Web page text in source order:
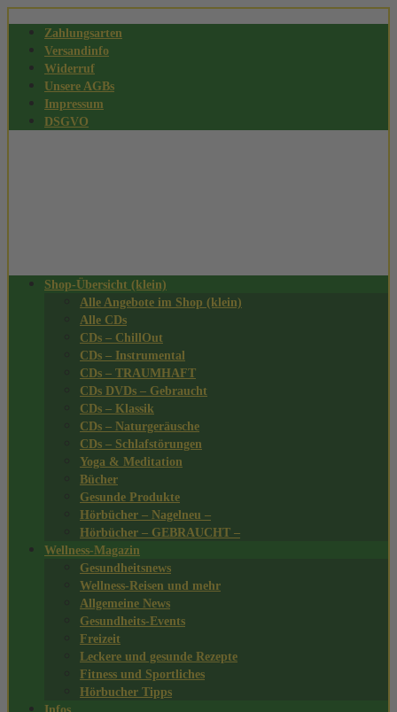
Zahlungsarten
Versandinfo
Widerruf
Unsere AGBs
Impressum
DSGVO
Shop-Übersicht (klein)
Alle Angebote im Shop (klein)
Alle CDs
CDs – ChillOut
CDs – Instrumental
CDs – TRAUMHAFT
CDs DVDs – Gebraucht
CDs – Klassik
CDs – Naturgeräusche
CDs – Schlafstörungen
Yoga & Meditation
Bücher
Gesunde Produkte
Hörbücher – Nagelneu –
Hörbücher – GEBRAUCHT –
Wellness-Magazin
Gesundheitsnews
Wellness-Reisen und mehr
Allgemeine News
Gesundheits-Events
Freizeit
Leckere und gesunde Rezepte
Fitness und Sportliches
Hörbucher Tipps